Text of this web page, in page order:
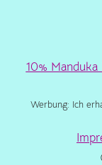
10%
Werbung: Ich